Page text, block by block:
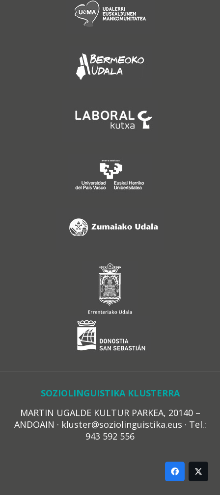
SOZIOLINGUISTIKA KLUSTERRA
MARTIN UGALDE KULTUR PARKEA, 20140 –
ANDOAIN · kluster@soziolinguistika.eus · Tel.:
943 592 556